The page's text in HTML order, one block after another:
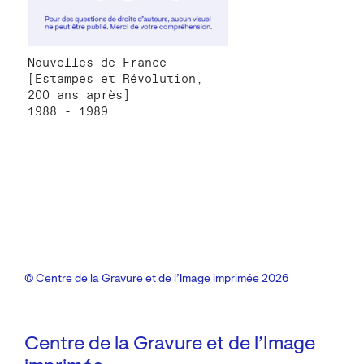
Nouvelles de France
[Estampes et Révolution,
200 ans après]
1988 - 1989
Centre de la Gravure et de l’Image
© Centre de la Gravure et de l’Image imprimée 2026